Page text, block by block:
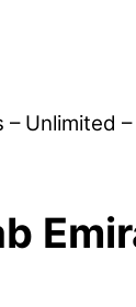
Unlimited –